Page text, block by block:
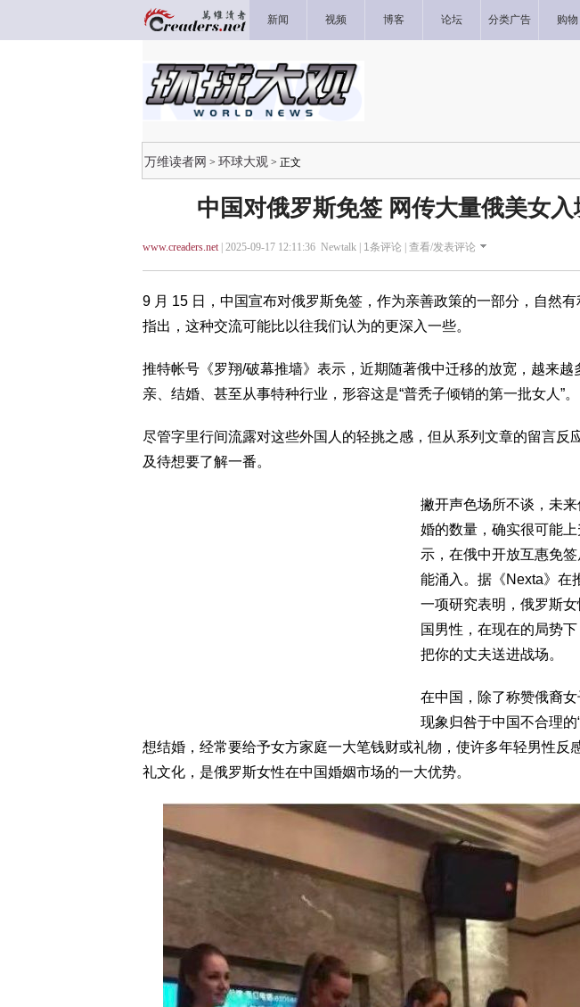
新闻 视频 博客 论坛 分类广告 购物
万维读者网 > 环球大观 > 正文
中国对俄罗斯免签 网传大量俄美女
www.creaders.net| 2025-09-17 12:11:36 Newtalk | 1条评论 | 查看/发表评论
9 月 15 日，中国宣布对俄罗斯免签，作为亲善政策的一部分，自然
指出，这种交流可能比以往我们认为的更深入一些。
推特帐号《罗翔/破幕推墙》表示，近期随著俄中迁移的放宽，越来越
亲、结婚、甚至从事特种行业，形容这是“普秃子倾销的第一批女人”。
尽管字里行间流露对这些外国人的轻挑之感，但从系列文章的留言反
及待想要了解一番。
撇开声色场所不谈，未
婚的数量，确实很可能
示，在俄中开放互惠免
能涌入。据《Nexta》在
一项研究表明，俄罗斯
国男性，在现在的局势
把你的丈夫送进战场。
在中国，除了称赞俄裔
现象归咎于中国不合理的
想结婚，经常要给予女方家庭一大笔钱财或礼物，使许多年轻男性反
礼文化，是俄罗斯女性在中国婚姻市场的一大优势。